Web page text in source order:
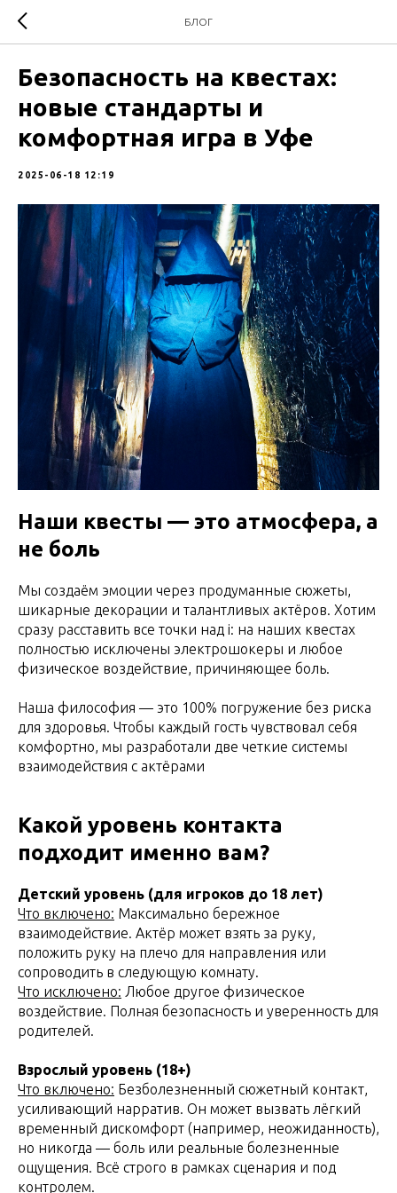
БЛОГ
Безопасность на квестах:
новые стандарты и
комфортная игра в Уфе
2025-06-18 12:19
Наши квесты — это атмосфера, а
не боль
Мы создаём эмоции через продуманные сюжеты,
шикарные декорации и талантливых актёров. Хотим
сразу расставить все точки над i: на наших квестах
полностью исключены электрошокеры и любое
физическое воздействие, причиняющее боль.
Наша философия — это 100% погружение без риска
для здоровья. Чтобы каждый гость чувствовал себя
комфортно, мы разработали две четкие системы
взаимодействия с актёрами
Какой уровень контакта
подходит именно вам?
Детский уровень (для игроков до 18 лет)
Что включено: Максимально бережное
взаимодействие. Актёр может взять за руку,
положить руку на плечо для направления или
сопроводить в следующую комнату.
Что исключено: Любое другое физическое
воздействие. Полная безопасность и уверенность для
родителей.
Взрослый уровень (18+)
Что включено: Безболезненный сюжетный контакт,
усиливающий нарратив. Он может вызвать лёгкий
временный дискомфорт (например, неожиданность),
но никогда — боль или реальные болезненные
ощущения. Всё строго в рамках сценария и под
контролем.